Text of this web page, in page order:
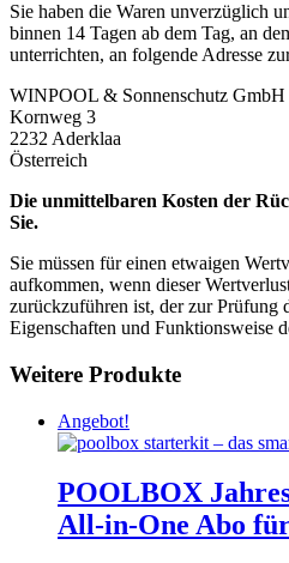
Sie haben die Waren unverzüglich
binnen 14 Tagen ab dem Tag, an
unterrichten, an folgende Adresse
WINPOOL & Sonnenschutz GmbH
Kornweg 3
2232 Aderklaa
Österreich
Die unmittelbaren Kosten der
Sie.
Sie müssen für einen etwaigen
aufkommen, wenn dieser
zurückzuführen ist, der zur Prüfung
Eigenschaften und Funktionsweise
Weitere Produkte
Angebot!
POOLBOX
All-in-One Abo